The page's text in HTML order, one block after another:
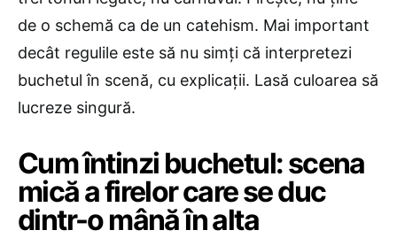
de o schemă ca de un catehism. Mai important
decât regulile este să nu simți că interpretezi
buchetul în scenă, cu explicații. Lasă culoarea să
lucreze singură.
Cum întinzi buchetul: scena
mică a firelor care se duc
dintr-o mână în alta